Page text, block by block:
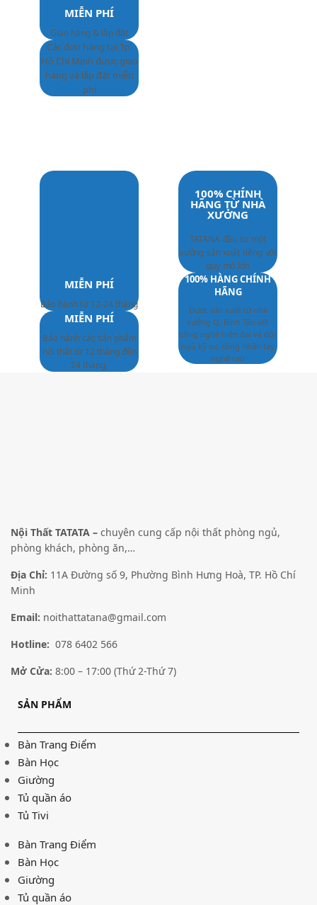
MIỄN PHÍ
Giao hàng & lắp đặt
Các đơn hàng tại Tp.
Hồ Chí Minh được giao
hàng và lắp đặt miễn
phí
MIỄN PHÍ
Bảo hành từ 12-24 tháng
MIỄN PHÍ
Bảo hành các sản phẩm
nội thất từ 12 tháng đến
24 tháng.
100% CHÍNH
HÃNG TỪ NHÀ
XƯỞNG
TATANA đầu tư một
xưởng sản xuất riêng với
quy mô lớn
100% HÀNG CHÍNH
HÃNG
Được sản xuất từ nhà
xưởng Q. Bình Tân với
công nghệ hiện đại và đội
ngũ kỹ sư, công nhân tay
nghề cao
Nội Thất TATATA –chuyên cung cấp nội thất phòng ngủ,
phòng khách, phòng ăn,…
Địa Chỉ: 11A Đường số 9, Phường Bình Hưng Hoà, TP. Hồ Chí
Minh
Email: noithattatana@gmail.com
Hotline: 078 6402 566
Mở Cửa:8:00 – 17:00 (Thứ 2-Thứ 7)
SẢN PHẨM
Bàn Trang Điểm
Bàn Học
Giường
Tủ quần áo
Tủ Tivi
Bàn Trang Điểm
Bàn Học
Giường
Tủ quần áo